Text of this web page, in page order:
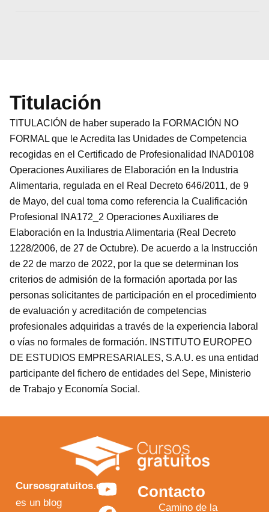
Titulación
TITULACIÓN de haber superado la FORMACIÓN NO
FORMAL que le Acredita las Unidades de Competencia
recogidas en el Certificado de Profesionalidad INAD0108
Operaciones Auxiliares de Elaboración en la Industria
Alimentaria, regulada en el Real Decreto 646/2011, de 9
de Mayo, del cual toma como referencia la Cualificación
Profesional INA172_2 Operaciones Auxiliares de
Elaboración en la Industria Alimentaria (Real Decreto
1228/2006, de 27 de Octubre). De acuerdo a la Instrucción
de 22 de marzo de 2022, por la que se determinan los
criterios de admisión de la formación aportada por las
personas solicitantes de participación en el procedimiento
de evaluación y acreditación de competencias
profesionales adquiridas a través de la experiencia laboral
o vías no formales de formación. INSTITUTO EUROPEO
DE ESTUDIOS EMPRESARIALES, S.A.U. es una entidad
participante del fichero de entidades del Sepe, Ministerio
de Trabajo y Economía Social.
Cursosgratuitos.es
es un blog
Y
o
F
a
I
n
X
-
Contacto
Camino de la